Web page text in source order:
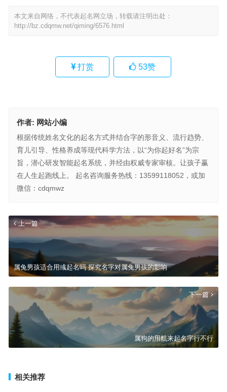
本文来自网络，不代表起名网立场，转载请注明出处：
http://bz.cdqmw.net/qiming/6576.html
打赏 53赞
作者: 网站小编
根据传统姓名文化的起名方式并结合字的形音义、流行趋势、
育儿引导、性格养成等现代科学方法，以“为你起好名”为宗
旨，潜心研发智能起名系统，并经由权威专家审核。让孩子赢
在人生起跑线上。 起名咨询服务热线：13599118052，或加
微信：cdqmwz
上一篇
属兔男孩适合用彧起名吗 探究名字对属兔男孩的影响
下一篇
属狗的用航来起名字行不行
相关推荐